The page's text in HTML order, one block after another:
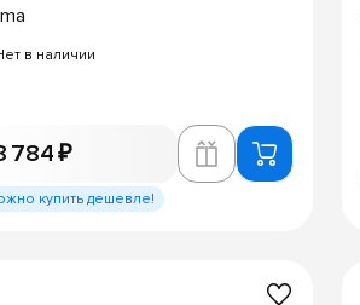
в наличии
784 ₽
купить дешевле!